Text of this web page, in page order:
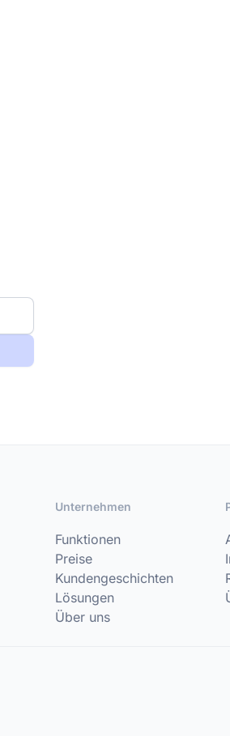
Unternehmen
Funktionen
Preise
Kundengeschichten
Lösungen
Über uns